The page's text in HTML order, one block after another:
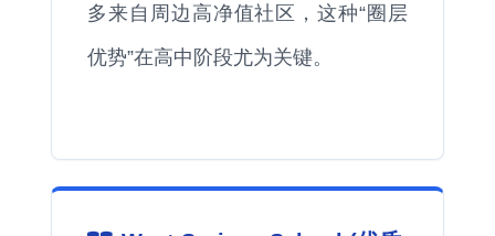
多来自周边高净值社区，这种“圈层
优势”在高中阶段尤为关键。